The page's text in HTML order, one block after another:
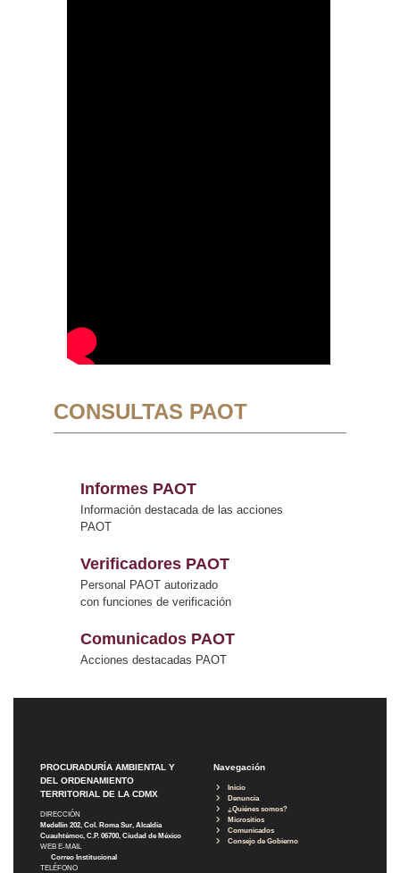
CONSULTAS PAOT
Informes PAOT
Información destacada de las acciones
PAOT
Verificadores PAOT
Personal PAOT autorizado
con funciones de verificación
Comunicados PAOT
Acciones destacadas PAOT
PROCURADURÍA AMBIENTAL Y
DEL ORDENAMIENTO
TERRITORIAL DE LA CDMX
DIRECCIÓN
Medellín 202, Col. Roma Sur, Alcaldía
Cuauhtémoc, C.P. 06700, Ciudad de México
WEB E-MAIL
Correo Institucional
TELÉFONO
Navegación
Inicio
Denuncia
¿Quiénes somos?
Micrositios
Comunicados
Consejo de Gobierno